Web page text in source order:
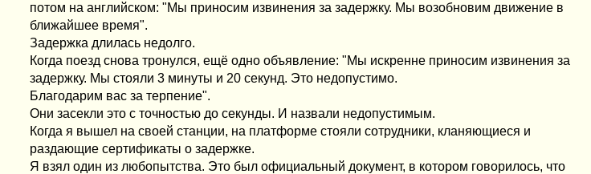
потом на английском: "Мы приносим извинения за задержку. Мы возобновим движение в
ближайшее время".
Задержка длилась недолго.
Когда поезд снова тронулся, ещё одно объявление: "Мы искренне приносим извинения за
задержку. Мы стояли 3 минуты и 20 секунд. Это недопустимо.
Благодарим вас за терпение".
Они засекли это с точностью до секунды. И назвали недопустимым.
Когда я вышел на своей станции, на платформе стояли сотрудники, кланяющиеся и
раздающие сертификаты о задержке.
Я взял один из любопытства. Это был официальный документ, в котором говорилось, что